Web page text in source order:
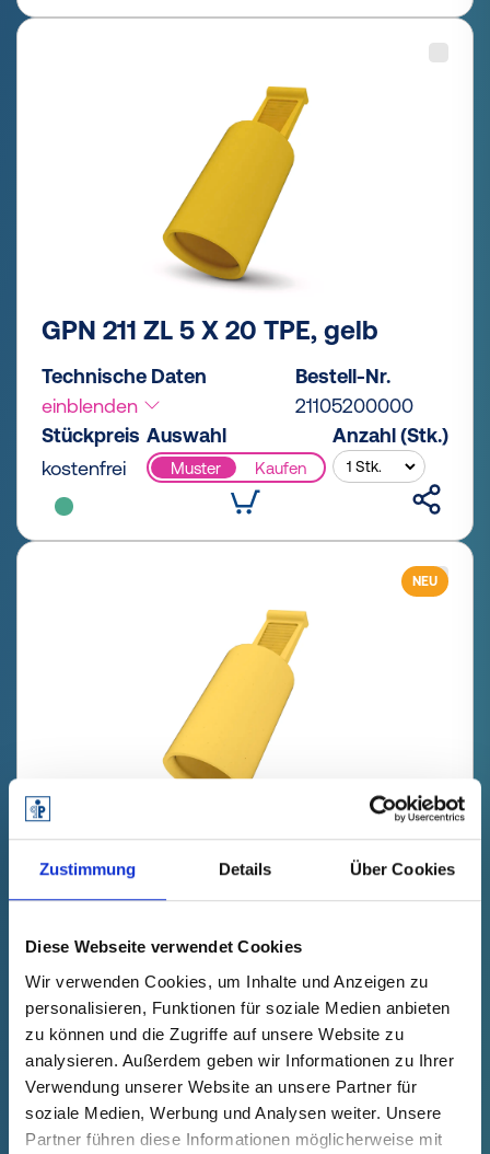
Zustimmung Details Über Cookies
Diese Webseite verwendet Cookies
Wir verwenden Cookies, um Inhalte und Anzeigen zu
personalisieren, Funktionen für soziale Medien anbieten
zu können und die Zugriffe auf unsere Website zu
analysieren. Außerdem geben wir Informationen zu Ihrer
Verwendung unserer Website an unsere Partner für
soziale Medien, Werbung und Analysen weiter. Unsere
Partner führen diese Informationen möglicherweise mit
GPN 211 ZL 5 X 20 TPE, gelb
Technische Daten
einblenden
Bestell-Nr.
21105200000
Stückpreis
kostenfrei
Auswahl
Muster Kaufen
Anzahl (Stk.)
NEU
GPN 211 ZL 6 X 10 PCR-TPE, gelb
Technische Daten
Bestell-Nr.
Stückpreis
kostenfrei
Auswahl
Muster Kaufen